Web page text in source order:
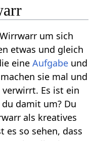
um sich
etwas und gleich
eineAufgabe und
sie mal und
Es ist ein
damit um? Du
als kreatives
es so sehen, dass